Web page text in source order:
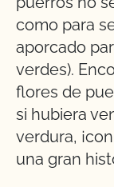
como para
aporcado
verdes).
flores de
si hubiera
verdura,
una gran